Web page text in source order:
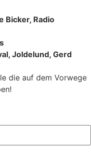
Bicker, Radio
Joldelund, Gerd
die auf dem Vorwege